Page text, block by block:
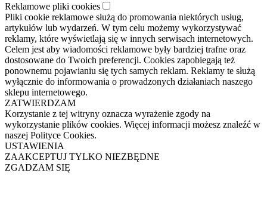
Reklamowe pliki cookies
Pliki cookie reklamowe służą do promowania niektórych usług,
artykułów lub wydarzeń. W tym celu możemy wykorzystywać
reklamy, które wyświetlają się w innych serwisach internetowych.
Celem jest aby wiadomości reklamowe były bardziej trafne oraz
dostosowane do Twoich preferencji. Cookies zapobiegają też
ponownemu pojawianiu się tych samych reklam. Reklamy te służą
wyłącznie do informowania o prowadzonych działaniach naszego
sklepu internetowego.
ZATWIERDZAM
Korzystanie z tej witryny oznacza wyrażenie zgody na
wykorzystanie plików cookies. Więcej informacji możesz znaleźć w
naszej Polityce Cookies.
USTAWIENIA
ZAAKCEPTUJ TYLKO NIEZBĘDNE
ZGADZAM SIĘ